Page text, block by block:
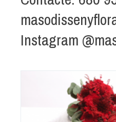
Instagram